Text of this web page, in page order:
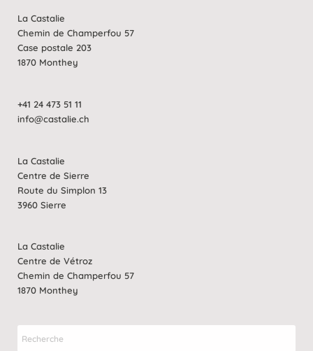
La Castalie
Chemin de Champerfou 57
Case postale 203
1870 Monthey
+41 24 473 51 11
info@castalie.ch
La Castalie
Centre de Sierre
Route du Simplon 13
3960 Sierre
La Castalie
Centre de Vétroz
Chemin de Champerfou 57
1870 Monthey